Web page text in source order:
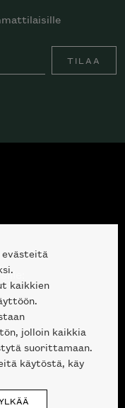
TILAA
kaikkien
jolloin kaikkia
suorittamaan.
käytöstä, käy